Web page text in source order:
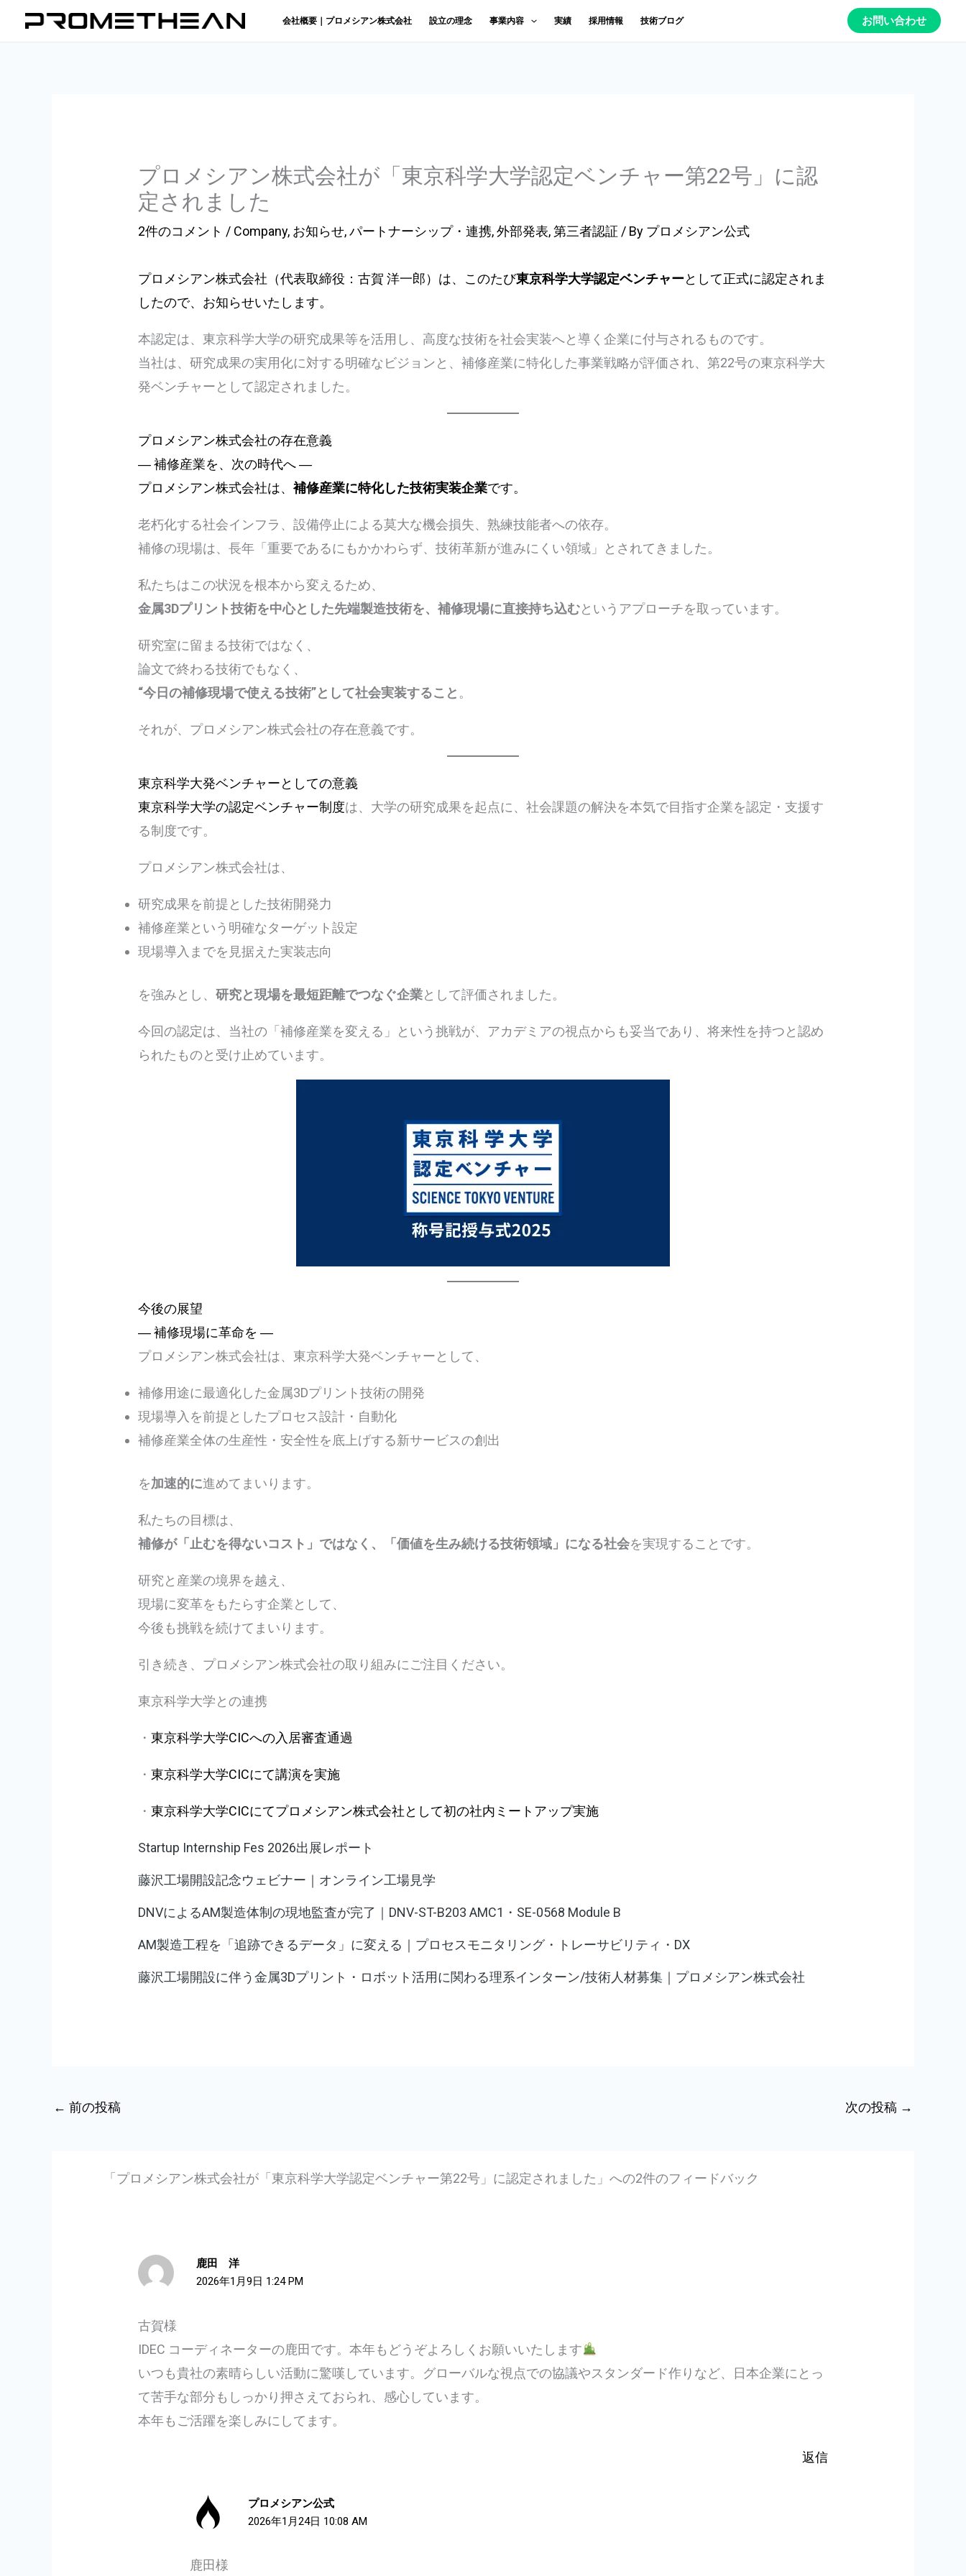
会社概要｜プロメシアン株式会社 設立の理念 事業内容 実績 採用情報 技術ブログ お問い合わせ
プロメシアン株式会社が「東京科学大学認定ベンチャー第22号」に認
定されました
2件のコメント / Company, お知らせ,パートナーシップ・連携,外部発表,第三者認証 / By プロメシアン公式
プロメシアン株式会社（代表取締役：古賀 洋一郎）は、このたび東京科学大学認定ベンチャーとして正式に認定されま
したので、お知らせいたします。
本認定は、東京科学大学の研究成果等を活用し、高度な技術を社会実装へと導く企業に付与されるものです。
当社は、研究成果の実用化に対する明確なビジョンと、補修産業に特化した事業戦略が評価され、第22号の東京科学大
発ベンチャーとして認定されました。
プロメシアン株式会社の存在意義
― 補修産業を、次の時代へ ―
プロメシアン株式会社は、補修産業に特化した技術実装企業です。
老朽化する社会インフラ、設備停止による莫大な機会損失、熟練技能者への依存。
補修の現場は、長年「重要であるにもかかわらず、技術革新が進みにくい領域」とされてきました。
私たちはこの状況を根本から変えるため、
金属3Dプリント技術を中心とした先端製造技術を、補修現場に直接持ち込むというアプローチを取っています。
研究室に留まる技術ではなく、
論文で終わる技術でもなく、
“今日の補修現場で使える技術”として社会実装すること 。
それが、プロメシアン株式会社の存在意義です。
東京科学大発ベンチャーとしての意義
東京科学大学の認定ベンチャー制度は、大学の研究成果を起点に、社会課題の解決を本気で目指す企業を認定・支援す
る制度です。
プロメシアン株式会社は、
研究成果を前提とした技術開発力
補修産業という明確なターゲット設定
現場導入までを見据えた実装志向
を強みとし、研究と現場を最短距離でつなぐ企業として評価されました。
今回の認定は、当社の「補修産業を変える」という挑戦が、アカデミアの視点からも妥当であり、将来性を持つと認め
られたものと受け止めています。
今後の展望
― 補修現場に革命を ―
プロメシアン株式会社は、東京科学大発ベンチャーとして、
補修用途に最適化した金属3Dプリント技術の開発
現場導入を前提としたプロセス設計・自動化
補修産業全体の生産性・安全性を底上げする新サービスの創出
を加速的に進めてまいります。
私たちの目標は、
補修が「止むを得ないコスト」ではなく、「価値を生み続ける技術領域」になる社会を実現することです。
研究と産業の境界を越え、
現場に変革をもたらす企業として、
今後も挑戦を続けてまいります。
引き続き、プロメシアン株式会社の取り組みにご注目ください。
東京科学大学との連携
・東京科学大学CICへの入居審査通過
・東京科学大学CICにて講演を実施
・東京科学大学CICにてプロメシアン株式会社として初の社内ミートアップ実施
Startup Internship Fes 2026出展レポート
藤沢工場開設記念ウェビナー｜オンライン工場見学
DNVによるAM製造体制の現地監査が完了｜DNV-ST-B203 AMC1・SE-0568 Module B
AM製造工程を「追跡できるデータ」に変える｜プロセスモニタリング・トレーサビリティ・DX
藤沢工場開設に伴う金属3Dプリント・ロボット活用に関わる理系インターン/技術人材募集｜プロメシアン株式会社
← 前の投稿 次の投稿 →
「プロメシアン株式会社が「東京科学大学認定ベンチャー第22号」に認定されました」への2件のフィードバック
鹿田 洋
2026年1月9日 1:24 PM
古賀様
IDEC コーディネーターの鹿田です。本年もどうぞよろしくお願いいたします
いつも貴社の素晴らしい活動に驚嘆しています。グローバルな視点での協議やスタンダード作りなど、日本企業にとっ
て苦手な部分もしっかり押さえておられ、感心しています。
本年もご活躍を楽しみにしてます。
返信
プロメシアン公式
2026年1月24日 10:08 AM
鹿田様